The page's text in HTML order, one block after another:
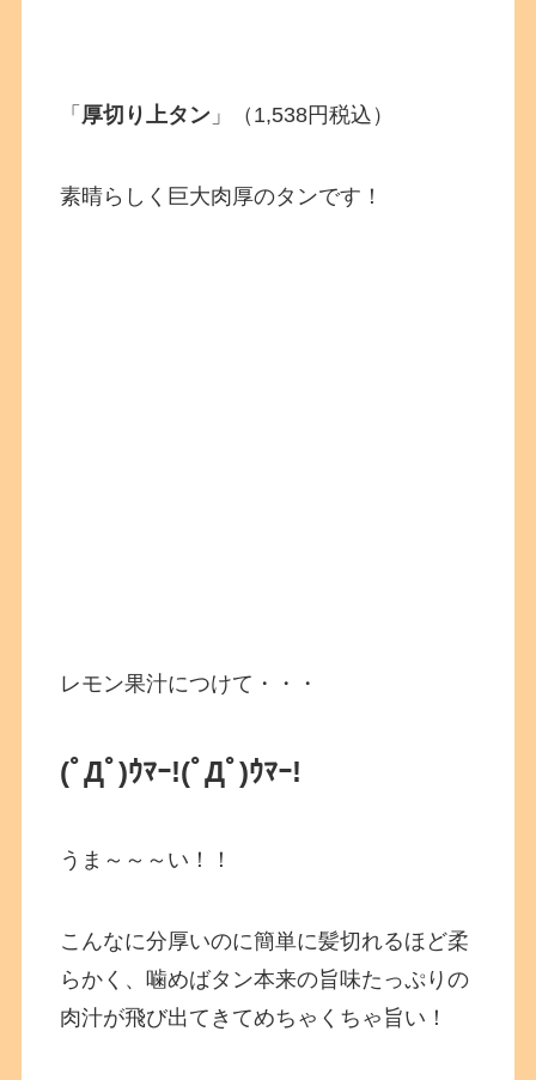
「 厚切り上タン 」（1,538円税込）
素晴らしく巨大肉厚のタンです！
レモン果汁につけて・・・
(ﾟДﾟ)ｳﾏｰ!(ﾟДﾟ)ｳﾏｰ!
うま～～～い！！
こんなに分厚いのに簡単に髪切れるほど柔
らかく、噛めばタン本来の旨味たっぷりの
肉汁が飛び出てきてめちゃくちゃ旨い！